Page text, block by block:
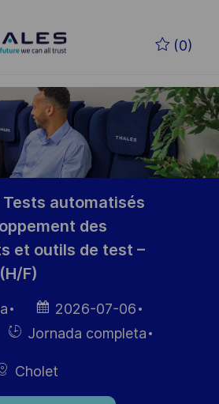
(0)
Tests automatisés
des
et outils de test –
F)
Fecha de
publicación
2026-07-06
HiringJornada completa
Cholet